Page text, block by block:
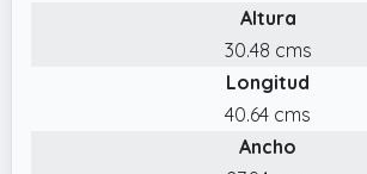
panda de madera ayudará al niño
meses a 3 años a mantener el
controlar su estabilidad para
propio ritmo un buen desarrollo
✔️ DISEÑO FRANCIA: Los juguetes
Altura
30.48 cms
Longitud
40.64 cms
Ancho